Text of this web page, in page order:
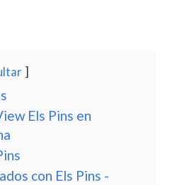
Els Pins en
con Els Pins -